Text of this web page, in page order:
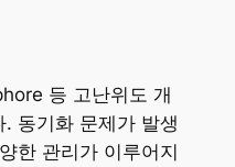
등 고난위도 개
동기화 문제가 발생
한 관리가 이루어지